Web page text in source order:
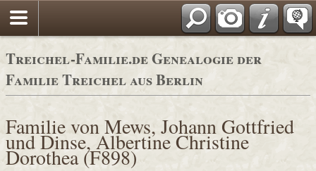
Adressbücher
Treichel-Familie.de Genealogie der
Familie Treichel aus Berlin
Familie von Mews, Johann Gottfried
und Dinse, Albertine Christine
Dorothea (F898)